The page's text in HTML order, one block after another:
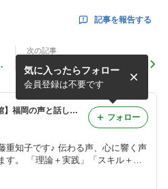
記事を報告する
次の記事
笑顔&発声研修@宮崎②
【よつ葉のボイス 新館】福岡の声と話し方コンサルタント藤重知子の日々あれこれ＆お役立ちブログ
重知子です♪ 伝わる声、心に響く声
す。 「理論＋実践」「スキル＋マ
話し方をお伝えします。
気に入ったらフォロー
会員登録は不要です
フォロー